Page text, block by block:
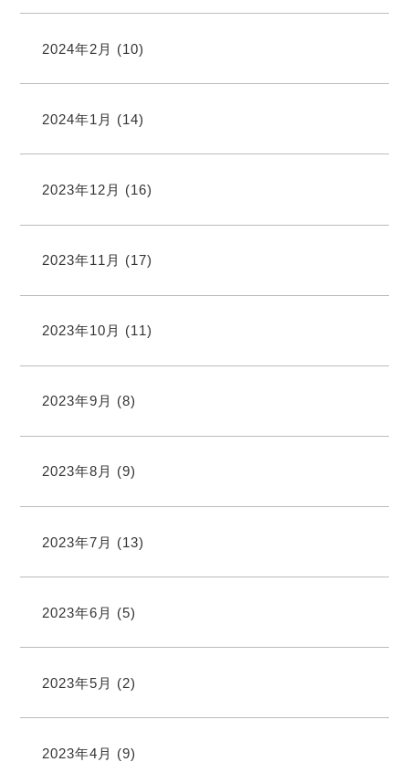
2024年2月 (10)
2024年1月 (14)
2023年12月 (16)
2023年11月 (17)
2023年10月 (11)
2023年9月 (8)
2023年8月 (9)
2023年7月 (13)
2023年6月 (5)
2023年5月 (2)
2023年4月 (9)